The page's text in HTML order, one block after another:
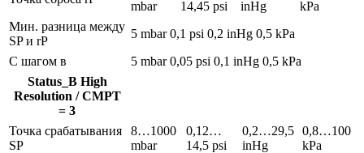
mbar
14,45 psi
inHg
kPa
Мин. разница между
SP и rP
5 mbar 0,1 psi 0,2 inHg 0,5 kPa
С шагом в
5 mbar 0,05 psi 0,1 inHg 0,5 kPa
Status_B High
Resolution / CMPT
= 3
Точка срабатывания
SP
8…1000
mbar
0,12…
14,5 psi
0,2…29,5
inHg
0,8…100
kPa